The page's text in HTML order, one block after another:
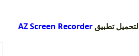
لتحميل تطبيق AZ Screen Recorder